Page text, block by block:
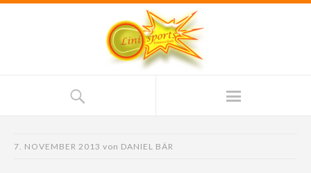
7. NOVEMBER 2013 von DANIEL BÄR